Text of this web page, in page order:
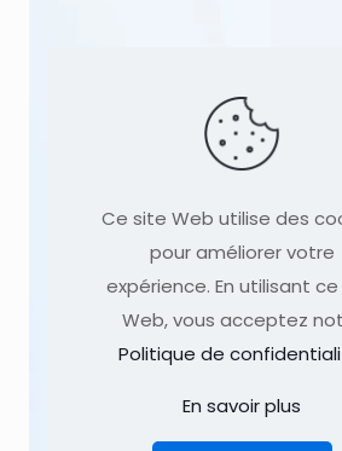
Dr Sylvain
© 1991-2026
Ce site Web utilise des
pour améliorer votre
expérience. En utilisant
Web, vous acceptez
Politique de
En savoir plus